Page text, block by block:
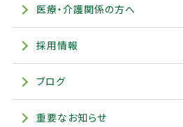
医療・介護関係の方へ
採用情報
ブログ
重要なお知らせ